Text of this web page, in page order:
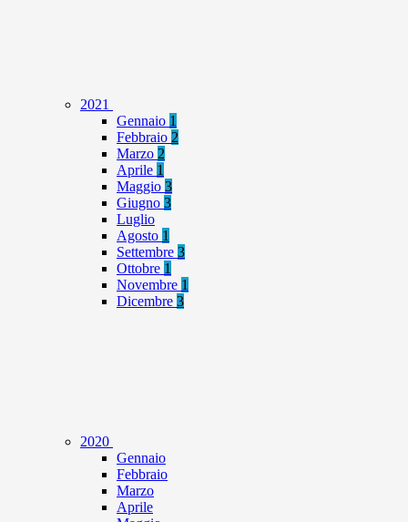
2021
Gennaio 1
Febbraio 2
Marzo 2
Aprile 1
Maggio 3
Giugno 3
Luglio
Agosto 1
Settembre 3
Ottobre 1
Novembre 1
Dicembre 3
2020
Gennaio
Febbraio
Marzo
Aprile